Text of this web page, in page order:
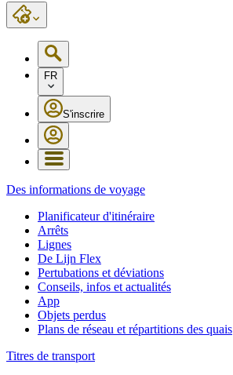
FR
S'inscrire
Des informations de voyage
Planificateur d'itinéraire
Arrêts
Lignes
De Lijn Flex
Pertubations et déviations
Conseils, infos et actualités
App
Objets perdus
Plans de réseau et répartitions des quais
Titres de transport